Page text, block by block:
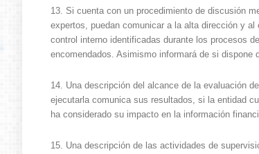
13. Si cuenta con un procedimiento de discusión
expertos, puedan comunicar a la alta dirección y
control interno identificadas durante los procesos
encomendados. Asimismo informará de si dispone
14. Una descripción del alcance de la evaluación
ejecutarla comunica sus resultados, si la entidad
ha considerado su impacto en la información
15. Una descripción de las actividades de